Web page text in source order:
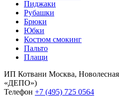
Пиджаки
Рубашки
Брюки
Юбки
Костюм смокинг
Пальто
Плащи
ИП Котвани Москва,
«ДЕПО»)
Телефон +7 (495) 725 0564